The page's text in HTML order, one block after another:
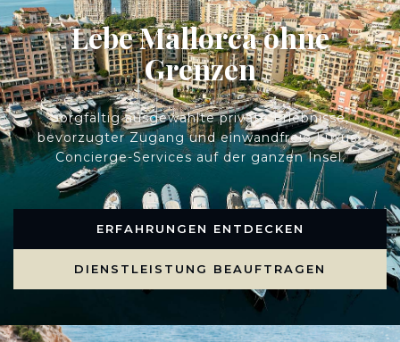
Lebe Mallorca ohne
Grenzen
Sorgfältig ausgewählte private Erlebnisse,
bevorzugter Zugang und einwandfreie Luxus-
Concierge-Services auf der ganzen Insel.
ERFAHRUNGEN ENTDECKEN
DIENSTLEISTUNG BEAUFTRAGEN